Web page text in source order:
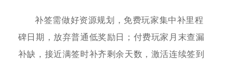
补签需做好资源规划，免费玩家集中补里程
碑日期，放弃普通低奖励日；付费玩家月末查漏
补缺，接近满签时补齐剩余天数，激活连续签到